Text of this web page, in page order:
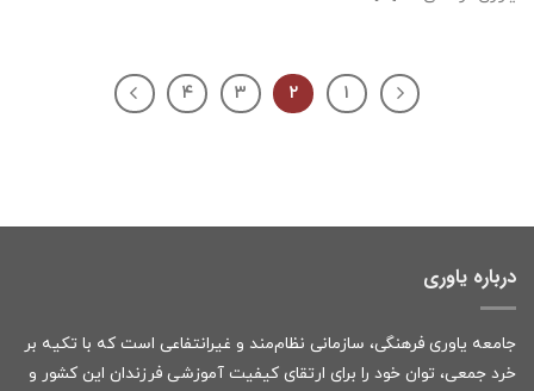
۱ ۲ ۳ ۴
درباره یاوری
جامعه یاوری فرهنگی، سازمانی نظام‌مند و غیرانتفاعی است که با تکیه بر
خرد جمعی، توان خود را برای ارتقای کیفیت آموزشی فرزندان این کشور و